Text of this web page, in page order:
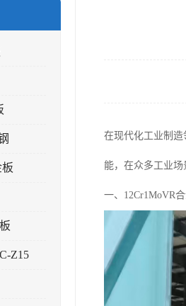
Z15
在现代化工业制
能，在众多工业
一、12Cr1MoVR